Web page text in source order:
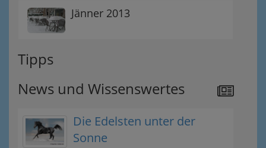
Jänner 2013
Tipps
News und Wissenswertes
Die Edelsten unter der
Sonne